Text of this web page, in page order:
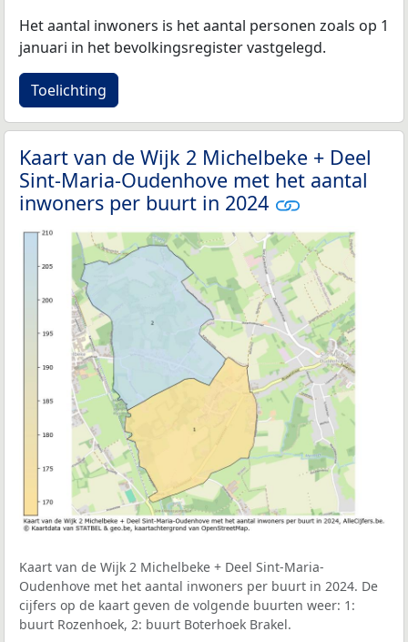
Het aantal inwoners is het aantal personen zoals op 1
januari in het bevolkingsregister vastgelegd.
Toelichting
Kaart van de Wijk 2 Michelbeke + Deel
Sint-Maria-Oudenhove met het aantal
inwoners per buurt in 2024
Kaart van de Wijk 2 Michelbeke + Deel Sint-Maria-
Oudenhove met het aantal inwoners per buurt in 2024. De
cijfers op de kaart geven de volgende buurten weer: 1:
buurt Rozenhoek, 2: buurt Boterhoek Brakel.